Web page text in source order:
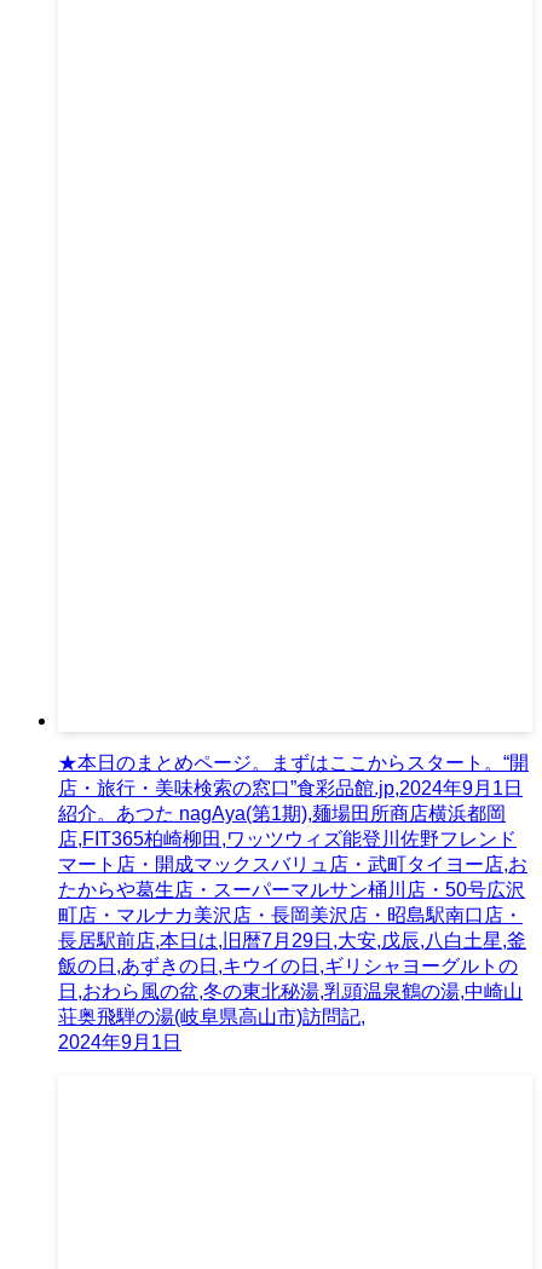
★本日のまとめページ。まずはここからスタート。“開
店・旅行・美味検索の窓口”食彩品館.jp,2024年9月1日
紹介。あつた nagAya(第1期),麺場田所商店横浜都岡
店,FIT365柏崎柳田,ワッツウィズ能登川佐野フレンド
マート店・開成マックスバリュ店・武町タイヨー店,お
たからや葛生店・スーパーマルサン桶川店・50号広沢
町店・マルナカ美沢店・長岡美沢店・昭島駅南口店・
長居駅前店,本日は,旧暦7月29日,大安,戊辰,八白土星,釜
飯の日,あずきの日,キウイの日,ギリシャヨーグルトの
日,おわら風の盆,冬の東北秘湯,乳頭温泉鶴の湯,中崎山
荘奥飛騨の湯(岐阜県高山市)訪問記,
2024年9月1日